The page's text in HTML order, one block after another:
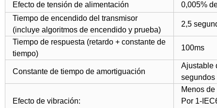
Efecto de tensión de alimentación
0,005%
Tiempo de encendido del transmisor
(incluye algoritmos de encendido y prueba)
2,5
Tiempo de respuesta (retardo + constante de
tiempo)
100ms
Constante de tiempo de amortiguación
Ajustable
segundos
Efecto de vibración:
Menos
Por 1-